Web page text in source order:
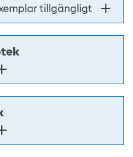
tillgängligt